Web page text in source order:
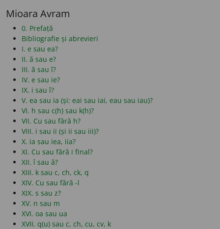
Mioara Avram
0. Prefață
Bibliografie și abrevieri
I. e sau ea?
II. ă sau e?
III. ă sau î?
IV. e sau ie?
IX. i sau î?
V. ea sau ia (și: eai sau iai, eau sau iau)?
VI. h sau c(h) sau k(h)?
VII. Cu sau fără h?
VIII. i sau ii (și ii sau iii)?
X. ia sau iea, iia?
XI. Cu sau fără i final?
XII. î sau â?
XIII. k sau c, ch, ck, q
XIV. Cu sau fără -l
XIX. s sau z?
XV. n sau m
XVI. oa sau ua
XVII. q(u) sau c, ch, cu, cv, k